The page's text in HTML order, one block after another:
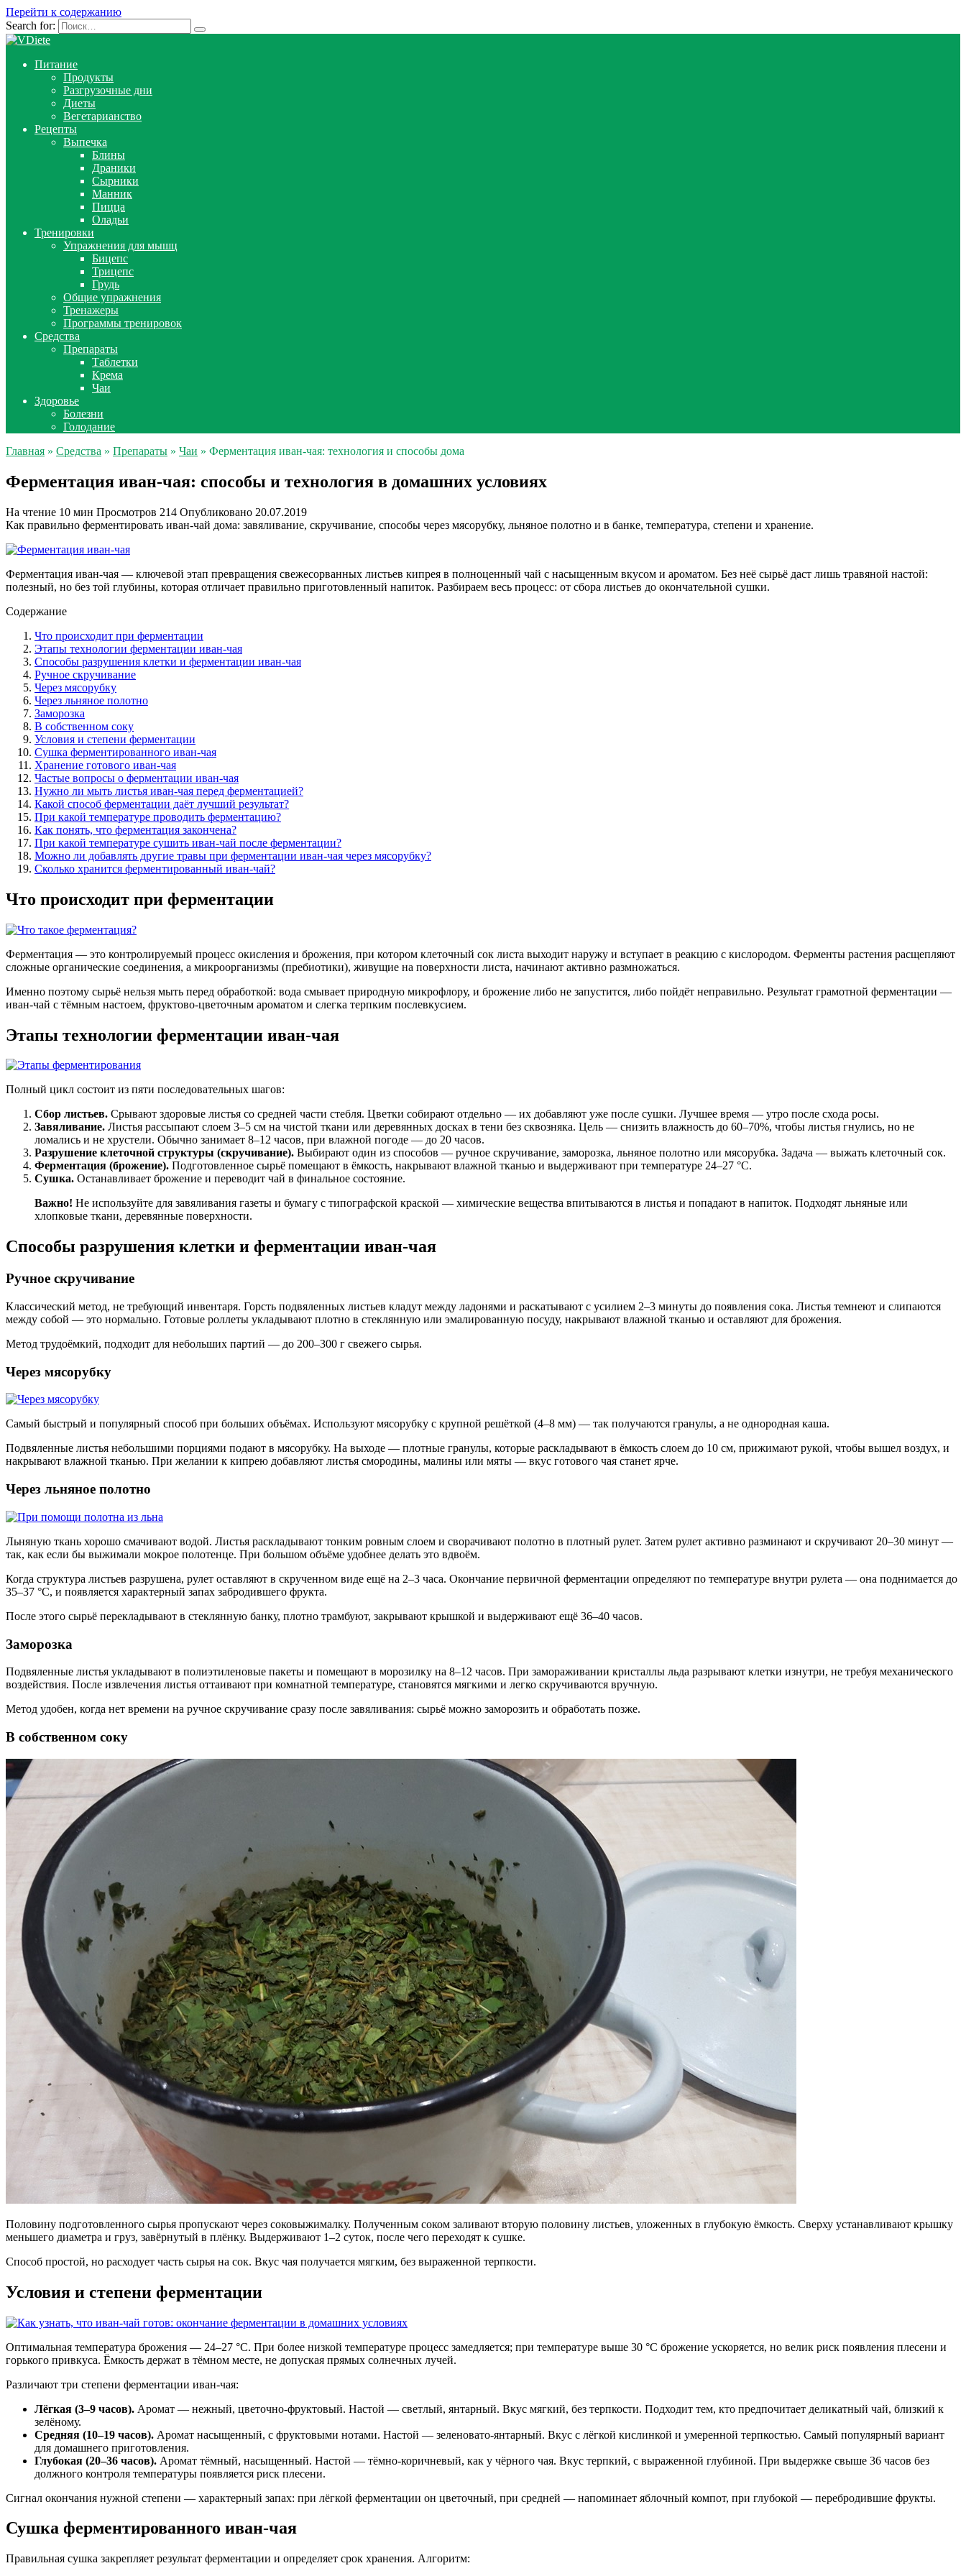
Перейти к содержанию
Search for:
Питание
Продукты
Разгрузочные дни
Диеты
Вегетарианство
Рецепты
Выпечка
Блины
Драники
Сырники
Манник
Пицца
Оладьи
Тренировки
Упражнения для мышц
Бицепс
Трицепс
Грудь
Общие упражнения
Тренажеры
Программы тренировок
Средства
Препараты
Таблетки
Крема
Чаи
Здоровье
Болезни
Голодание
Главная » Средства » Препараты » Чаи » Ферментация иван-чая: технология и способы дома
Ферментация иван-чая: способы и технология в домашних условиях
На чтение 10 мин Просмотров 214 Опубликовано 20.07.2019
Как правильно ферментировать иван-чай дома: завяливание, скручивание, способы через мясорубку, льняное полотно и в банке, температура, степени и хранение.
Ферментация иван-чая — ключевой этап превращения свежесорванных листьев кипрея в полноценный чай с насыщенным вкусом и ароматом. Без неё сырьё даст лишь травяной настой:
полезный, но без той глубины, которая отличает правильно приготовленный напиток. Разбираем весь процесс: от сбора листьев до окончательной сушки.
Содержание
Что происходит при ферментации
Этапы технологии ферментации иван-чая
Способы разрушения клетки и ферментации иван-чая
Ручное скручивание
Через мясорубку
Через льняное полотно
Заморозка
В собственном соку
Условия и степени ферментации
Сушка ферментированного иван-чая
Хранение готового иван-чая
Частые вопросы о ферментации иван-чая
Нужно ли мыть листья иван-чая перед ферментацией?
Какой способ ферментации даёт лучший результат?
При какой температуре проводить ферментацию?
Как понять, что ферментация закончена?
При какой температуре сушить иван-чай после ферментации?
Можно ли добавлять другие травы при ферментации иван-чая через мясорубку?
Сколько хранится ферментированный иван-чай?
Что происходит при ферментации
Ферментация — это контролируемый процесс окисления и брожения, при котором клеточный сок листа выходит наружу и вступает в реакцию с кислородом. Ферменты растения расщепляют
сложные органические соединения, а микроорганизмы (пребиотики), живущие на поверхности листа, начинают активно размножаться.
Именно поэтому сырьё нельзя мыть перед обработкой: вода смывает природную микрофлору, и брожение либо не запустится, либо пойдёт неправильно. Результат грамотной ферментации —
иван-чай с тёмным настоем, фруктово-цветочным ароматом и слегка терпким послевкусием.
Этапы технологии ферментации иван-чая
Полный цикл состоит из пяти последовательных шагов:
Сбор листьев. Срывают здоровые листья со средней части стебля. Цветки собирают отдельно — их добавляют уже после сушки. Лучшее время — утро после схода росы.
Завяливание. Листья рассыпают слоем 3–5 см на чистой ткани или деревянных досках в тени без сквозняка. Цель — снизить влажность до 60–70%, чтобы листья гнулись, но не
ломались и не хрустели. Обычно занимает 8–12 часов, при влажной погоде — до 20 часов.
Разрушение клеточной структуры (скручивание). Выбирают один из способов — ручное скручивание, заморозка, льняное полотно или мясорубка. Задача — выжать клеточный сок.
Ферментация (брожение). Подготовленное сырьё помещают в ёмкость, накрывают влажной тканью и выдерживают при температуре 24–27 °C.
Сушка. Останавливает брожение и переводит чай в финальное состояние.
Важно! Не используйте для завяливания газеты и бумагу с типографской краской — химические вещества впитываются в листья и попадают в напиток. Подходят льняные или
хлопковые ткани, деревянные поверхности.
Способы разрушения клетки и ферментации иван-чая
Ручное скручивание
Классический метод, не требующий инвентаря. Горсть подвяленных листьев кладут между ладонями и раскатывают с усилием 2–3 минуты до появления сока. Листья темнеют и слипаются
между собой — это нормально. Готовые роллеты укладывают плотно в стеклянную или эмалированную посуду, накрывают влажной тканью и оставляют для брожения.
Метод трудоёмкий, подходит для небольших партий — до 200–300 г свежего сырья.
Через мясорубку
Самый быстрый и популярный способ при больших объёмах. Используют мясорубку с крупной решёткой (4–8 мм) — так получаются гранулы, а не однородная каша.
Подвяленные листья небольшими порциями подают в мясорубку. На выходе — плотные гранулы, которые раскладывают в ёмкость слоем до 10 см, прижимают рукой, чтобы вышел воздух, и
накрывают влажной тканью. При желании к кипрею добавляют листья смородины, малины или мяты — вкус готового чая станет ярче.
Через льняное полотно
Льняную ткань хорошо смачивают водой. Листья раскладывают тонким ровным слоем и сворачивают полотно в плотный рулет. Затем рулет активно разминают и скручивают 20–30 минут —
так, как если бы выжимали мокрое полотенце. При большом объёме удобнее делать это вдвоём.
Когда структура листьев разрушена, рулет оставляют в скрученном виде ещё на 2–3 часа. Окончание первичной ферментации определяют по температуре внутри рулета — она поднимается до
35–37 °C, и появляется характерный запах забродившего фрукта.
После этого сырьё перекладывают в стеклянную банку, плотно трамбуют, закрывают крышкой и выдерживают ещё 36–40 часов.
Заморозка
Подвяленные листья укладывают в полиэтиленовые пакеты и помещают в морозилку на 8–12 часов. При замораживании кристаллы льда разрывают клетки изнутри, не требуя механического
воздействия. После извлечения листья оттаивают при комнатной температуре, становятся мягкими и легко скручиваются вручную.
Метод удобен, когда нет времени на ручное скручивание сразу после завяливания: сырьё можно заморозить и обработать позже.
В собственном соку
Половину подготовленного сырья пропускают через соковыжималку. Полученным соком заливают вторую половину листьев, уложенных в глубокую ёмкость. Сверху устанавливают крышку
меньшего диаметра и груз, завёрнутый в плёнку. Выдерживают 1–2 суток, после чего переходят к сушке.
Способ простой, но расходует часть сырья на сок. Вкус чая получается мягким, без выраженной терпкости.
Условия и степени ферментации
Оптимальная температура брожения — 24–27 °C. При более низкой температуре процесс замедляется; при температуре выше 30 °C брожение ускоряется, но велик риск появления плесени и
горького привкуса. Ёмкость держат в тёмном месте, не допуская прямых солнечных лучей.
Различают три степени ферментации иван-чая:
Лёгкая (3–9 часов). Аромат — нежный, цветочно-фруктовый. Настой — светлый, янтарный. Вкус мягкий, без терпкости. Подходит тем, кто предпочитает деликатный чай, близкий к
зелёному.
Средняя (10–19 часов). Аромат насыщенный, с фруктовыми нотами. Настой — зеленовато-янтарный. Вкус с лёгкой кислинкой и умеренной терпкостью. Самый популярный вариант
для домашнего приготовления.
Глубокая (20–36 часов). Аромат тёмный, насыщенный. Настой — тёмно-коричневый, как у чёрного чая. Вкус терпкий, с выраженной глубиной. При выдержке свыше 36 часов без
должного контроля температуры появляется риск плесени.
Сигнал окончания нужной степени — характерный запах: при лёгкой ферментации он цветочный, при средней — напоминает яблочный компот, при глубокой — перебродившие фрукты.
Сушка ферментированного иван-чая
Правильная сушка закрепляет результат ферментации и определяет срок хранения. Алгоритм: